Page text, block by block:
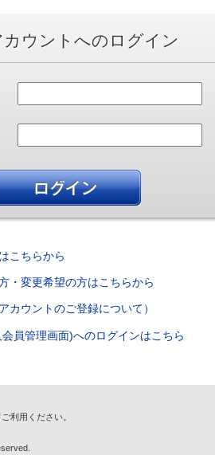
ウントへのログイン
こちらから
・変更希望の方はこちらから
カウントのご登録について）
員管理画面)へのログインはこちら
利用ください。